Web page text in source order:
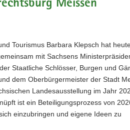
Meissen
Tourismus Barbara Klepsch hat
mit Sachsens
Staatliche Schlösser, Burgen und
dem Oberbürgermeister der Stadt
Landesausstellung im Jahr
ist ein Beteiligungsprozess von
einzubringen und eigene Ideen zu